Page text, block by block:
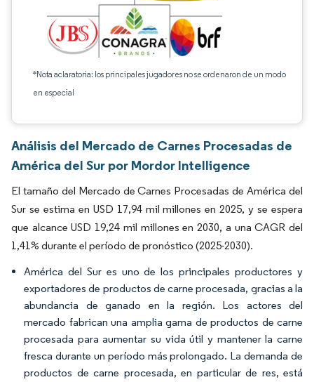
*Nota aclaratoria: los principales jugadores no se ordenaron de un modo
en especial
Análisis del Mercado de Carnes Procesadas de
América del Sur por Mordor Intelligence
El tamaño del Mercado de Carnes Procesadas de América del
Sur se estima en USD 17,94 mil millones en 2025, y se espera
que alcance USD 19,24 mil millones en 2030, a una CAGR del
1,41% durante el período de pronóstico (2025-2030).
América del Sur es uno de los principales productores y
exportadores de productos de carne procesada, gracias a la
abundancia de ganado en la región. Los actores del
mercado fabrican una amplia gama de productos de carne
procesada para aumentar su vida útil y mantener la carne
fresca durante un período más prolongado. La demanda de
productos de carne procesada, en particular de res, está